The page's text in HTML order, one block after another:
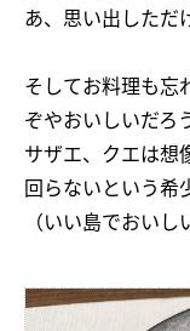
あ、思い出しただ
そしてお料理も忘
ぞやおいしいだろ
サザエ、クエは想
回らないという希
（いい島でおい